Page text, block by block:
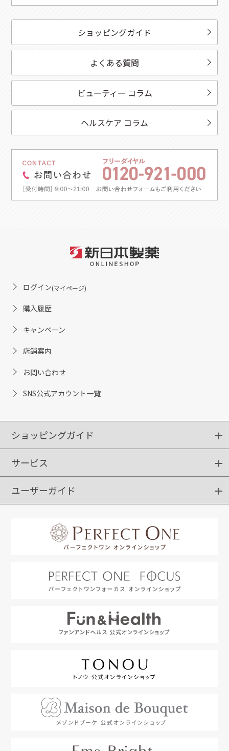
ショッピングガイド
よくある質問
ビューティー コラム
ヘルスケア コラム
ログイン(マイページ)
購入履歴
キャンペーン
店舗案内
お問い合わせ
SNS公式アカウント一覧
ショッピングガイド
ショッピングガイド
ご注文方法
送料・配送
クーポンご利用方法
サービス
定期購入
ポイントサービス
お知らせメール
ユーザーガイド